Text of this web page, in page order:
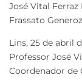
José Vital
Frassato
Lins, 25 de abril
Professor José
Coordenador de